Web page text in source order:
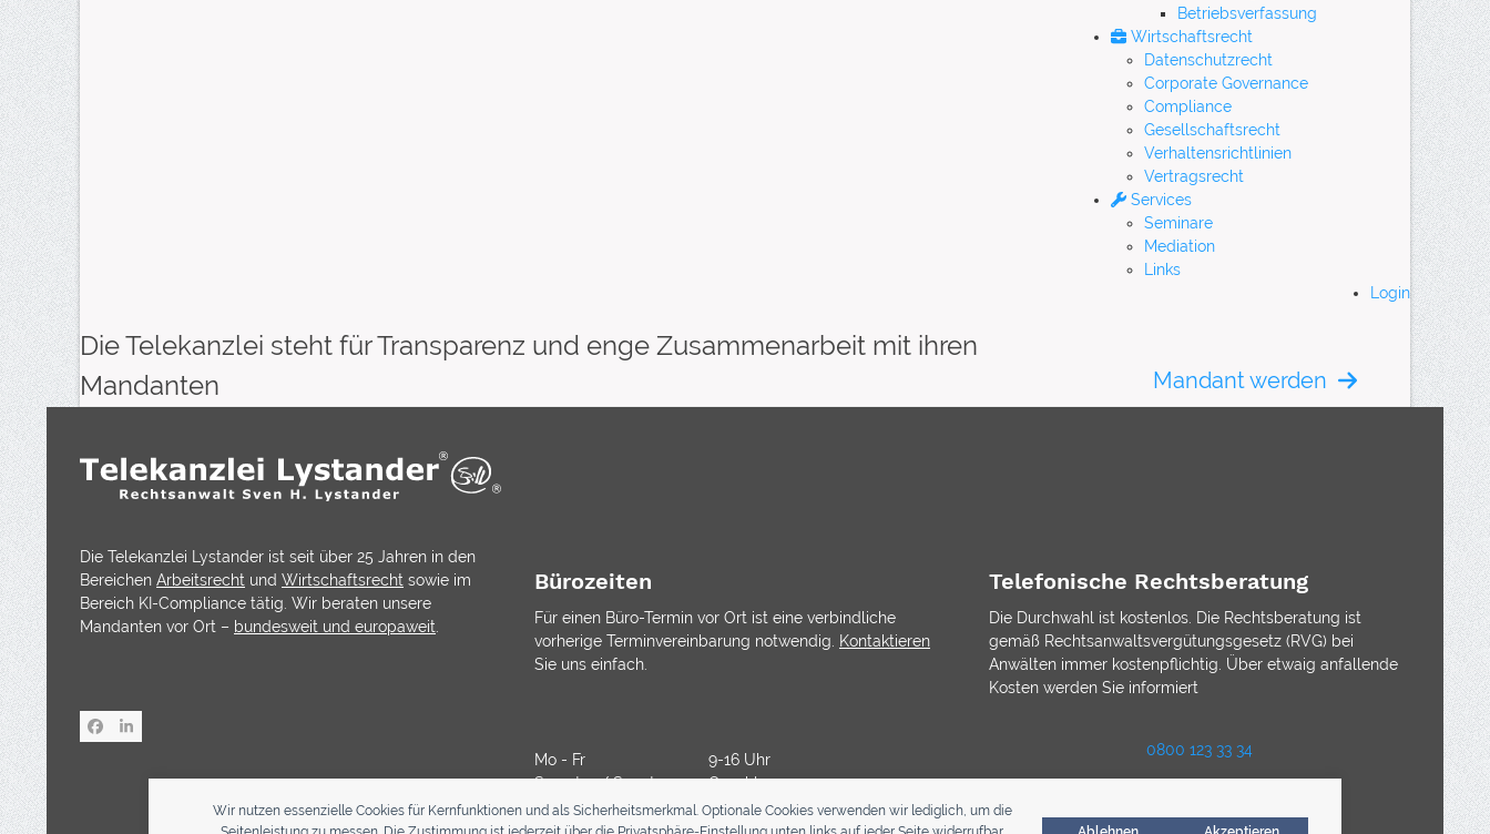
Wir nutzen essenzielle Cookies für Kernfunktionen und als Sicherheitsmerkmal. Optionale Cookies verwenden wir lediglich, um die
Betriebsverfassung
Wirtschaftsrecht
Datenschutzrecht
Corporate Governance
Compliance
Gesellschaftsrecht
Verhaltensrichtlinien
Vertragsrecht
Services
Seminare
Mediation
Links
Login
Die Telekanzlei steht für Transparenz und enge Zusammenarbeit mit ihren
Mandanten
Mandant werden
Die Telekanzlei Lystander ist seit über 25 Jahren in den
Bereichen Arbeitsrecht und Wirtschaftsrecht sowie im
Bereich KI-Compliance tätig. Wir beraten unsere
Mandanten vor Ort – bundesweit und europaweit
Facebook
LinkedIn
Bürozeiten
Für einen Büro-Termin vor Ort ist eine verbindliche
vorherige Terminvereinbarung notwendig.
Kontaktieren
Sie uns einfach.
Mo - Fr
9-16 Uhr
Samstag/ Sonntag
Geschlossen
Telefonische Rechtsberatung
Die Durchwahl ist kostenlos. Die Rechtsberatung ist
gemäß Rechtsanwaltsvergütungsgesetz (RVG) bei
Anwälten immer kostenpflichtig. Über etwaig anfallende
Kosten werden Sie informiert
0800 123 33 34